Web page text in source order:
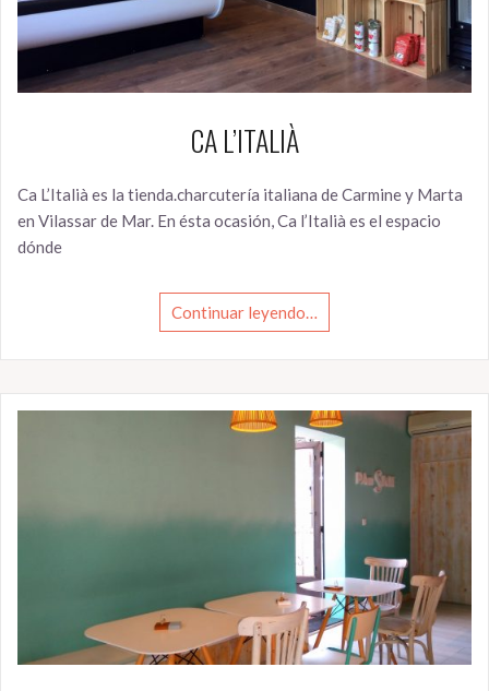
CA L’ITALIÀ
Ca L’Italià es la tienda.charcutería italiana de Carmine y Marta
en Vilassar de Mar. En ésta ocasión, Ca l’Italià es el espacio
dónde
Continuar leyendo…